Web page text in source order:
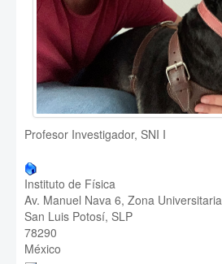
Profesor Investigador, SNI I
Instituto de Física
Av. Manuel Nava 6, Zona Universitaria
San Luis Potosí, SLP
78290
México